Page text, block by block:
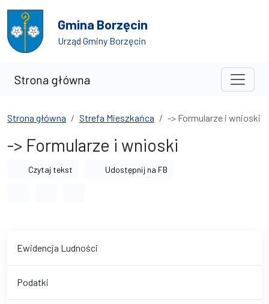
Przejdź do treści
Przejdź do wyszukiwarki
Gmina Borzęcin
Urząd Gminy Borzęcin
Strona główna
Strona główna Strefa Mieszkańca -> Formularze i wnioski
-> Formularze i wnioski
Czytaj tekst Udostępnij na FB
Ewidencja Ludności
Podatki